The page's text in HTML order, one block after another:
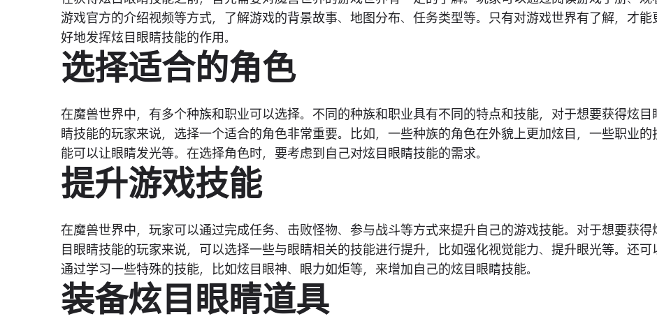
游戏官方的介绍视频等方式，了解游戏的背景故事、地图分布、任务类型等。只有对游戏世界有了解，才能
好地发挥炫目眼睛技能的作用。
选择适合的角色
在魔兽世界中，有多个种族和职业可以选择。不同的种族和职业具有不同的特点和技能，对于想要获得炫目
睛技能的玩家来说，选择一个适合的角色非常重要。比如，一些种族的角色在外貌上更加炫目，一些职业的
能可以让眼睛发光等。在选择角色时，要考虑到自己对炫目眼睛技能的需求。
提升游戏技能
在魔兽世界中，玩家可以通过完成任务、击败怪物、参与战斗等方式来提升自己的游戏技能。对于想要获得
目眼睛技能的玩家来说，可以选择一些与眼睛相关的技能进行提升，比如强化视觉能力、提升眼光等。还可
通过学习一些特殊的技能，比如炫目眼神、眼力如炬等，来增加自己的炫目眼睛技能。
装备炫目眼睛道具